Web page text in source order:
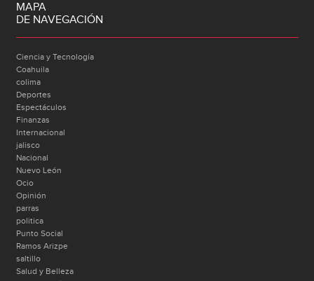
MAPA
DE NAVEGACIÓN
Ciencia y Tecnología
Coahuila
colima
Deportes
Espectáculos
Finanzas
Internacional
jalisco
Nacional
Nuevo León
Ocio
Opinión
parras
politica
Punto Social
Ramos Arizpe
saltillo
Salud y Belleza